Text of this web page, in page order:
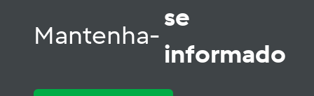
Mantenha-
se
informado